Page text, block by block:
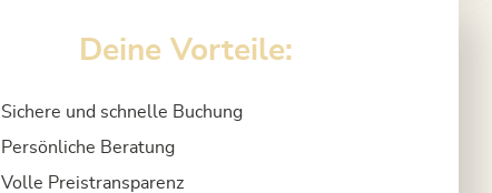
Deine Vorteile:
Sichere und schnelle Buchung
Persönliche Beratung
Volle Preistransparenz